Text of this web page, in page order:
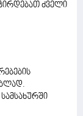
ძველი